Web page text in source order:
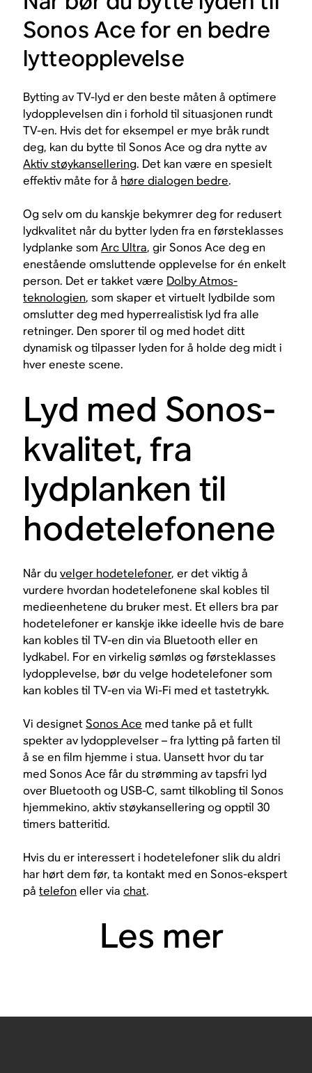
Sonos Ace for en bedre
lytteopplevelse
Bytting av TV-lyd er den beste måten å optimere
lydopplevelsen din i forhold til situasjonen rundt
TV-en. Hvis det for eksempel er mye bråk rundt
deg, kan du bytte til Sonos Ace og dra nytte av
Aktiv støykansellering. Det kan være en spesielt
effektiv måte for å høre dialogen bedre.
Og selv om du kanskje bekymrer deg for redusert
lydkvalitet når du bytter lyden fra en førsteklasses
lydplanke somArc Ultra, gir Sonos Ace deg en
enestående omsluttende opplevelse for én enkelt
person. Det er takket være Dolby Atmos-
teknologien, som skaper et virtuelt lydbilde som
omslutter deg med hyperrealistisk lyd fra alle
retninger. Den sporer til og med hodet ditt
dynamisk og tilpasser lyden for å holde deg midt i
hver eneste scene.
Lyd med Sonos-
kvalitet, fra
lydplanken til
hodetelefonene
Når duvelger hodetelefoner, er det viktig å
vurdere hvordan hodetelefonene skal kobles til
medieenhetene du bruker mest. Et ellers bra par
hodetelefoner er kanskje ikke ideelle hvis de bare
kan kobles til TV-en din via Bluetooth eller en
lydkabel. For en virkelig sømløs og førsteklasses
lydopplevelse, bør du velge hodetelefoner som
kan kobles til TV-en via Wi-Fi med et tastetrykk.
Vi designetSonos Ace med tanke på et fullt
spekter av lydopplevelser – fra lytting på farten til
å se en film hjemme i stua. Uansett hvor du tar
med Sonos Ace får du strømming av tapsfri lyd
over Bluetooth og USB-C, samt tilkobling til Sonos
hjemmekino, aktiv støykansellering og opptil 30
timers batteritid.
Hvis du er interessert i hodetelefoner slik du aldri
har hørt dem før, ta kontakt med en Sonos-ekspert
påtelefoneller viachat.
Les mer